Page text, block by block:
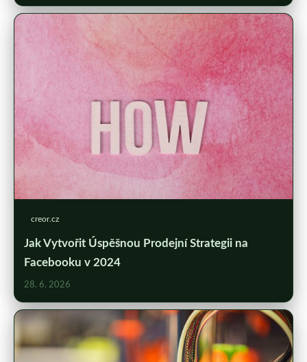
creor.cz
Jak Vytvořit Úspěšnou Prodejní Strategii na
Facebooku v 2024
28. 6. 2026